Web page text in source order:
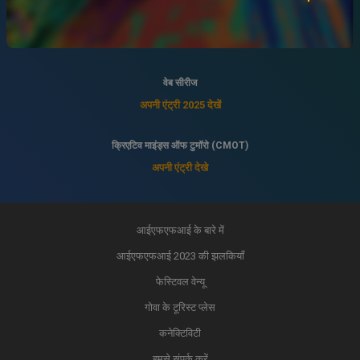
इंडियन पैनोरमा
वेब सीरीज
अपनी एंट्री 2025 देखें
क्रिएटिव माइंड्स ऑफ टुमॉरो (CMOT)
अपनी एंट्री देखे
आईएफएफआई के बारे में
आईएफएफआई 2023 की झलकियाँ
फेस्टिवल वेन्यू
गोवा के टूरिस्ट प्लेस
कनेक्टिविटी